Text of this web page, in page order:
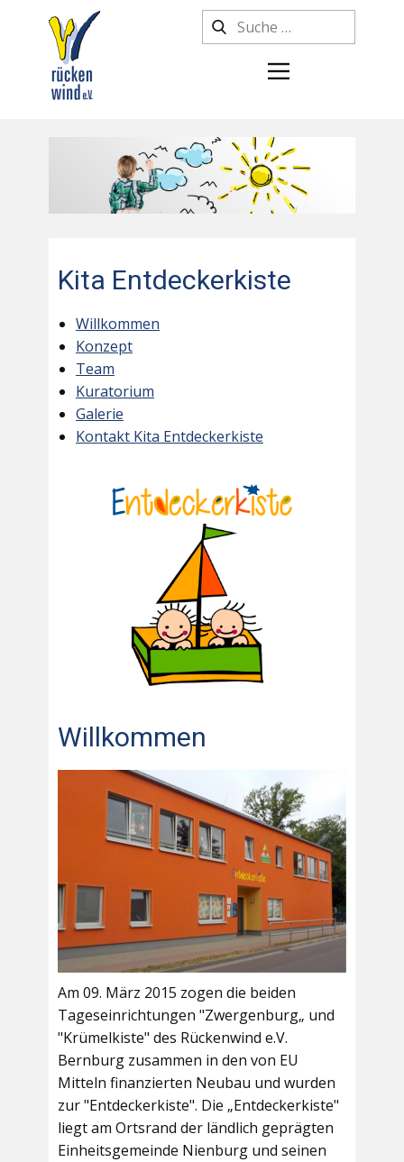
Kita Entdeckerkiste
Willkommen
Konzept
Team
Kuratorium
Galerie
Kontakt Kita Entdeckerkiste
Willkommen
Am 09. März 2015 zogen die beiden
Tageseinrichtungen "Zwergenburg„ und
"Krümelkiste" des Rückenwind e.V.
Bernburg zusammen in den von EU
Mitteln finanzierten Neubau und wurden
zur "Entdeckerkiste". Die „Entdeckerkiste"
liegt am Ortsrand der ländlich geprägten
Einheitsgemeinde Nienburg und seinen